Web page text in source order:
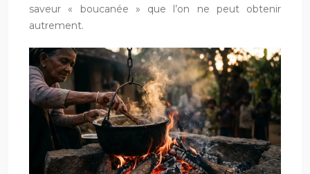
saveur « boucanée » que l’on ne peut obtenir
autrement.